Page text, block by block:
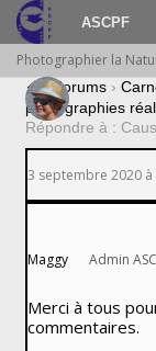
ASCPF
Photographier la
› Forums ›
photographies
Répondre à :
3 septembre 2020 à
Maggy Admin
Merci à tous
commentaires.